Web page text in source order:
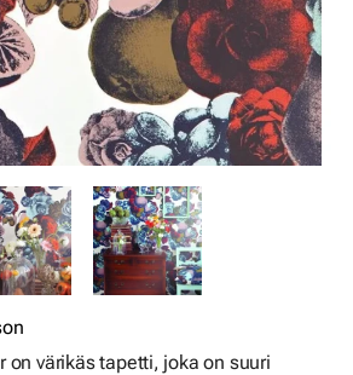
on värikäs tapetti, joka on suuri